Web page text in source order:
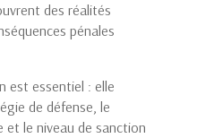
des réalités
pénales
est essentiel : elle
de défense, le
et le niveau de sanction